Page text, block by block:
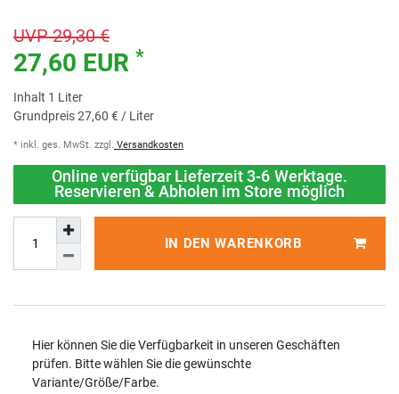
UVP 29,30 €
27,60 EUR*
Inhalt 1 Liter
Grundpreis27,60 € / Liter
* inkl. ges. MwSt. zzgl. Versandkosten
Online verfügbar Lieferzeit 3-6 Werktage.
Reservieren & Abholen im Store möglich
IN DEN WARENKORB
Hier können Sie die Verfügbarkeit in unseren Geschäften
prüfen. Bitte wählen Sie die gewünschte
Variante/Größe/Farbe.